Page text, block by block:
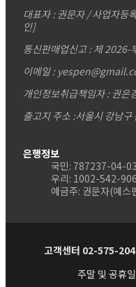
대표자 : 권문자 / 사업자
인]
통신판매업신고 : 제 2026-
이메일 :
개인정보취급책임자 : 권은
출고지 주소 :서울시 강남
은행정보
국민: 787237-04-
우리: 1002-542-
예금주: 권문자(예스
고객센터 02-575-
주말 및 공휴